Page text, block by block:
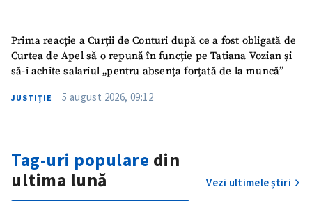
Prima reacție a Curții de Conturi după ce a fost obligată de
Curtea de Apel să o repună în funcție pe Tatiana Vozian și
să-i achite salariul „pentru absența forțată de la muncă”
JUSTIȚIE 5 august 2026, 09:12
Tag-uri populare din
ultima lună
Vezi ultimele știri
acord cupolitica de
confidențialitate .